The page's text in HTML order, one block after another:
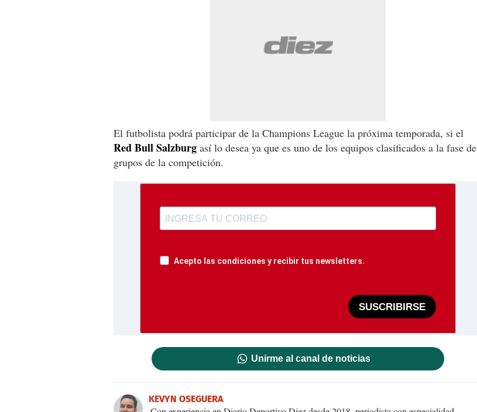
El futbolista podrá participar de la Champions League la próxima temporada, si el
Red Bull Salzburg así lo desea ya que es uno de los equipos clasificados a la fase de
grupos de la competición.
Acepto las condiciones y recibir tus newsletters.
SUSCRIBIRSE
Unirme al canal de noticias
KEVYN OSEGUERA